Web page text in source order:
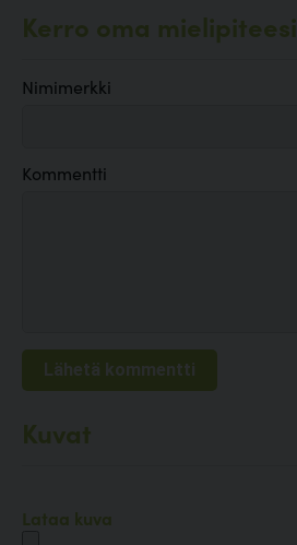
Kerro oma mielipiteesi
Nimimerkki
Kommentti
Kuvat
Lataa kuva